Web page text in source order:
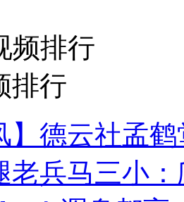
频排行
排行
】德云社孟
老兵马三小